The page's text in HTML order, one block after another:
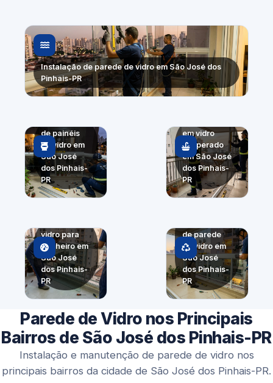
Instalação de parede de vidro em São José dos
Pinhais-PR
de painéis
de vidro em
São José
dos Pinhais-
PR
em vidro
temperado
em São José
dos Pinhais-
PR
vidro para
banheiro em
São José
dos Pinhais-
PR
de parede
de vidro em
São José
dos Pinhais-
PR
Parede de Vidro nos Principais
Bairros de São José dos Pinhais-PR
Instalação e manutenção de parede de vidro nos
principais bairros da cidade de São José dos Pinhais-PR.